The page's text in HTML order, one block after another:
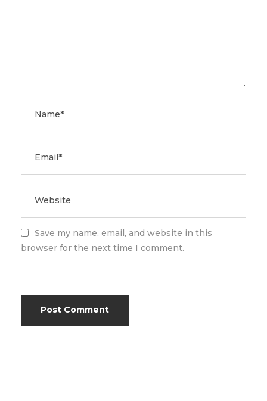
Save my name, email, and website in this
browser for the next time I comment.